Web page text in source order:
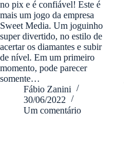
no pix e é confiável! Este é
mais um jogo da empresa
Sweet Media. Um joguinho
super divertido, no estilo de
acertar os diamantes e subir
de nível. Em um primeiro
momento, pode parecer
somente…
Fábio Zanini
30/06/2022
Um comentário